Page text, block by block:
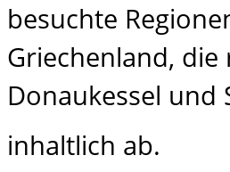
besuchte
Griechenland,
Donaukessel
inhaltlich ab.